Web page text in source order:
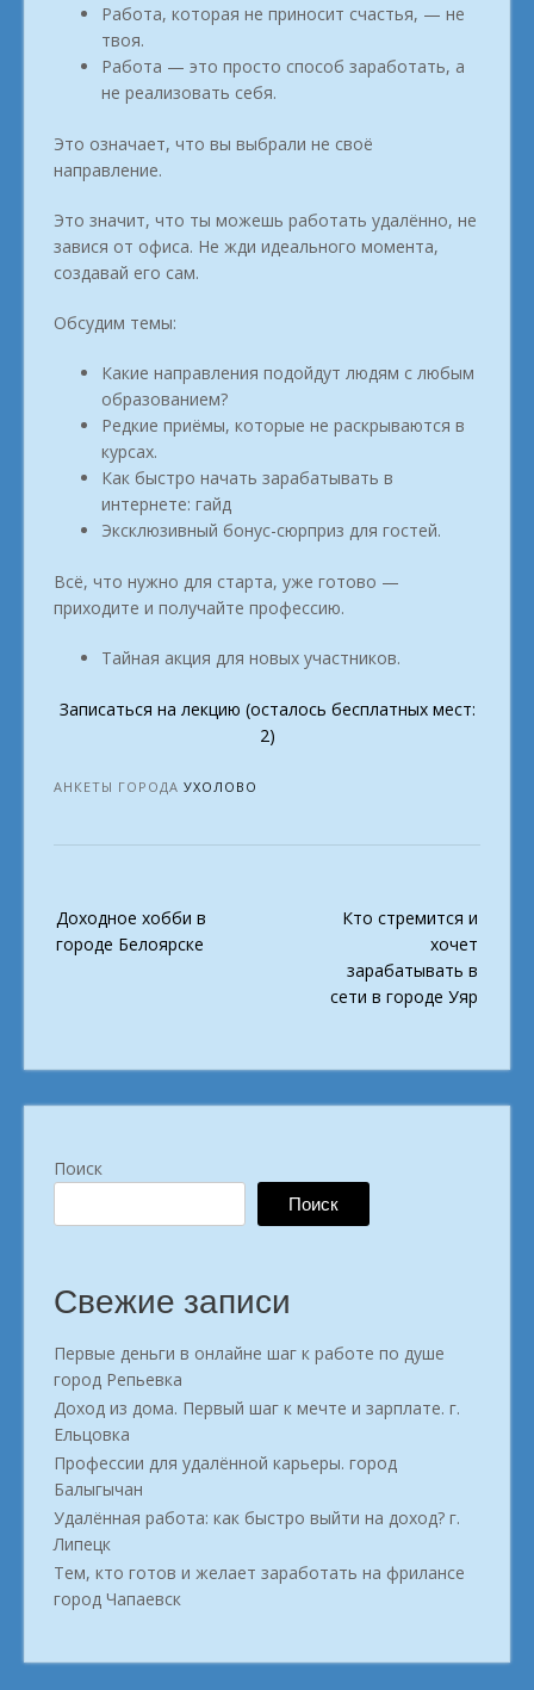
Работа, которая не приносит счастья, — не
твоя.
Работа — это просто способ заработать, а
не реализовать себя.
Это означает, что вы выбрали не своё
направление.
Это значит, что ты можешь работать удалённо, не
завися от офиса. Не жди идеального момента,
создавай его сам.
Обсудим темы:
Какие направления подойдут людям с любым
образованием?
Редкие приёмы, которые не раскрываются в
курсах.
Как быстро начать зарабатывать в
интернете: гайд
Эксклюзивный бонус-сюрприз для гостей.
Всё, что нужно для старта, уже готово —
приходите и получайте профессию.
Тайная акция для новых участников.
Записаться на лекцию (осталось бесплатных мест:
2)
АНКЕТЫ ГОРОДА УХОЛОВО
navigation
Доходное хобби в
городе Белоярске
Кто стремится и
хочет
зарабатывать в
сети в городе Уяр
Поиск
Поиск
Свежие записи
Первые деньги в онлайне шаг к работе по душе
город Репьевка
Доход из дома. Первый шаг к мечте и зарплате. г.
Ельцовка
Профессии для удалённой карьеры. город
Балыгычан
Удалённая работа: как быстро выйти на доход? г.
Липецк
Тем, кто готов и желает заработать на фрилансе
город Чапаевск